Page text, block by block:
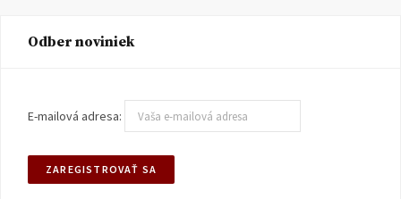
Odber noviniek
E-mailová adresa: